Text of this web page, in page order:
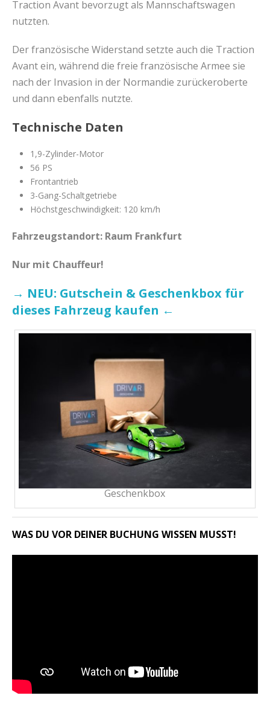
Traction Avant bevorzugt als Mannschaftswagen
nutzten.
Der französische Widerstand setzte auch die Traction
Avant ein, während die freie französische Armee sie
nach der Invasion in der Normandie zurückeroberte
und dann ebenfalls nutzte.
Technische Daten
1,9-Zylinder-Motor
56 PS
Frontantrieb
3-Gang-Schaltgetriebe
Höchstgeschwindigkeit: 120 km/h
Fahrzeugstandort: Raum Frankfurt
Nur mit Chauffeur!
→ NEU: Gutschein & Geschenkbox für
dieses Fahrzeug kaufen ←
Geschenkbox
WAS DU VOR DEINER BUCHUNG WISSEN MUSST!